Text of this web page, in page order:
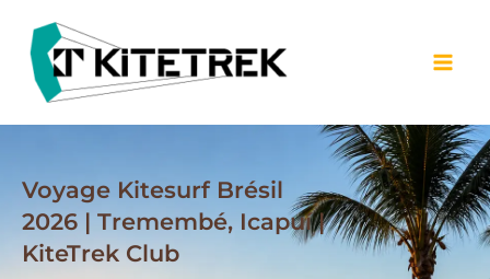
content
Voyage Kitesurf Brésil
2026 | Tremembé, Icapuí |
KiteTrek Club